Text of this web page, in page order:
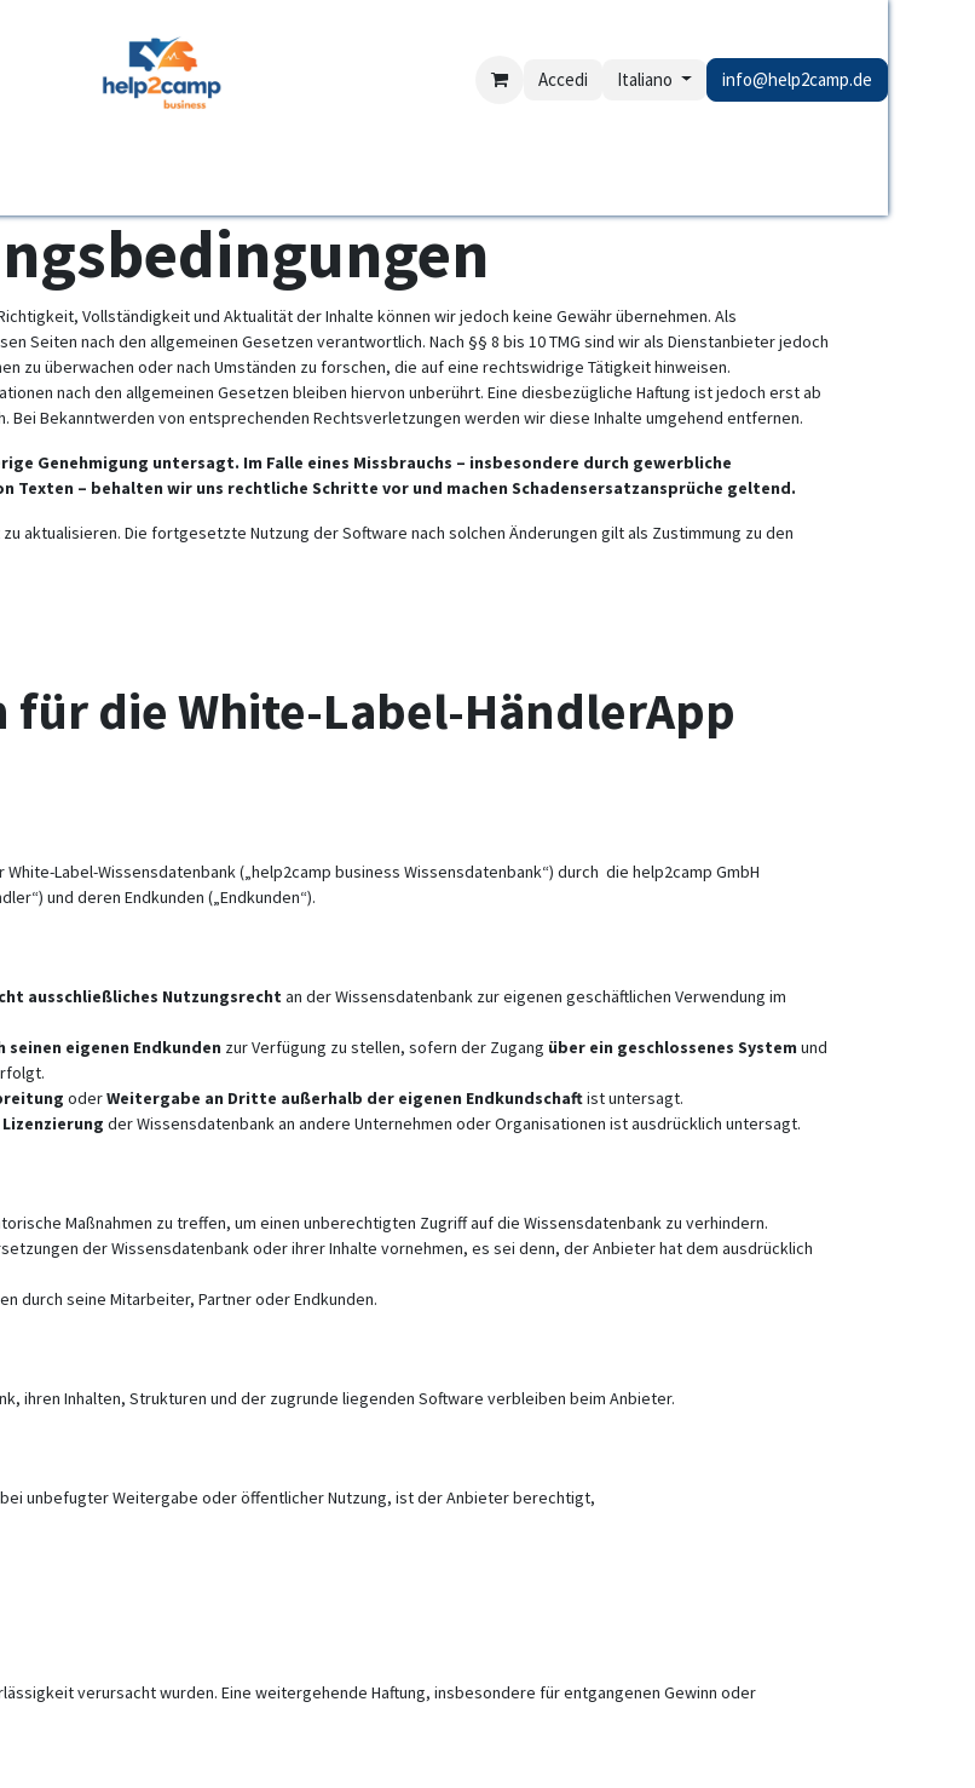
Accedi Italiano info@help2camp.de
Vollständigkeit und Aktualität der Inhalte können wir jedoch keine Gewähr übernehmen. Als
Seiten nach den allgemeinen Gesetzen verantwortlich. Nach §§ 8 bis 10 TMG sind wir als Dienstanbieter jedoch
überwachen oder nach Umständen zu forschen, die auf eine rechtswidrige Tätigkeit hinweisen.
nach den allgemeinen Gesetzen bleiben hiervon unberührt. Eine diesbezügliche Haftung ist jedoch erst ab
Bekanntwerden von entsprechenden Rechtsverletzungen werden wir diese Inhalte umgehend entfernen.
Genehmigung untersagt. Im Falle eines Missbrauchs – insbesondere durch gewerbliche
– behalten wir uns rechtliche Schritte vor und machen Schadensersatzansprüche geltend.
aktualisieren. Die fortgesetzte Nutzung der Software nach solchen Änderungen gilt als Zustimmung zu den
die White-Label-HändlerApp
Label-Wissensdatenbank („help2camp business Wissensdatenbank“) durch die help2camp GmbH
und deren Endkunden („Endkunden“).
ausschließliches Nutzungsrecht an der Wissensdatenbank zur eigenen geschäftlichen Verwendung im
seinen eigenen Endkunden zur Verfügung zu stellen, sofern der Zugang über ein geschlossenes System und
oderWeitergabe an Dritte außerhalb der eigenen Endkundschaftist untersagt.
der Wissensdatenbank an andere Unternehmen oder Organisationen ist ausdrücklich untersagt.
Maßnahmen zu treffen, um einen unberechtigten Zugriff auf die Wissensdatenbank zu verhindern.
der Wissensdatenbank oder ihrer Inhalte vornehmen, es sei denn, der Anbieter hat dem ausdrücklich
durch seine Mitarbeiter, Partner oder Endkunden.
ihren Inhalten, Strukturen und der zugrunde liegenden Software verbleiben beim Anbieter.
unbefugter Weitergabe oder öffentlicher Nutzung, ist der Anbieter berechtigt,
verursacht wurden. Eine weitergehende Haftung, insbesondere für entgangenen Gewinn oder